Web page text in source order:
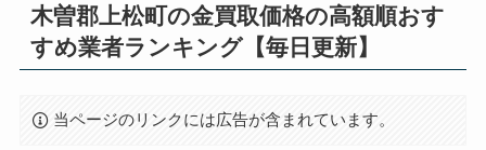
木曽郡上松町の金買取価格の高額順おす
すめ業者ランキング【毎日更新】
当ページのリンクには広告が含まれています。